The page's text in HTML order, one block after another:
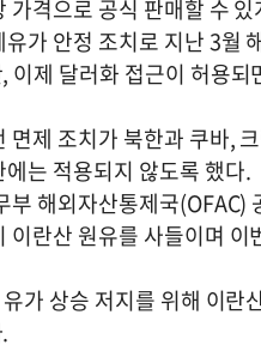
가격으로 공식 판매할 수
가 안정 조치로 지난 3월
이제 달러화 접근이 허용
면제 조치가 북한과 쿠바,
는 적용되지 않도록 했다.
부 해외자산통제국(OFAC)
이란산 원유를 사들이며
가 상승 저지를 위해 이란